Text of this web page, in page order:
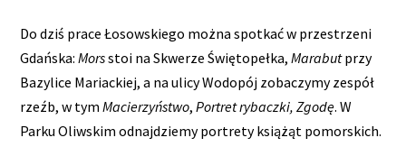
Do dziś prace Łosowskiego można spotkać w przestrzeni
Gdańska:Morsstoi na Skwerze Świętopełka,Marabutprzy
Bazylice Mariackiej, a na ulicy Wodopój zobaczymy zespół
rzeźb, w tymMacierzyństwo,Portret rybaczki, Zgodę. W
Parku Oliwskim odnajdziemy portrety książąt pomorskich.